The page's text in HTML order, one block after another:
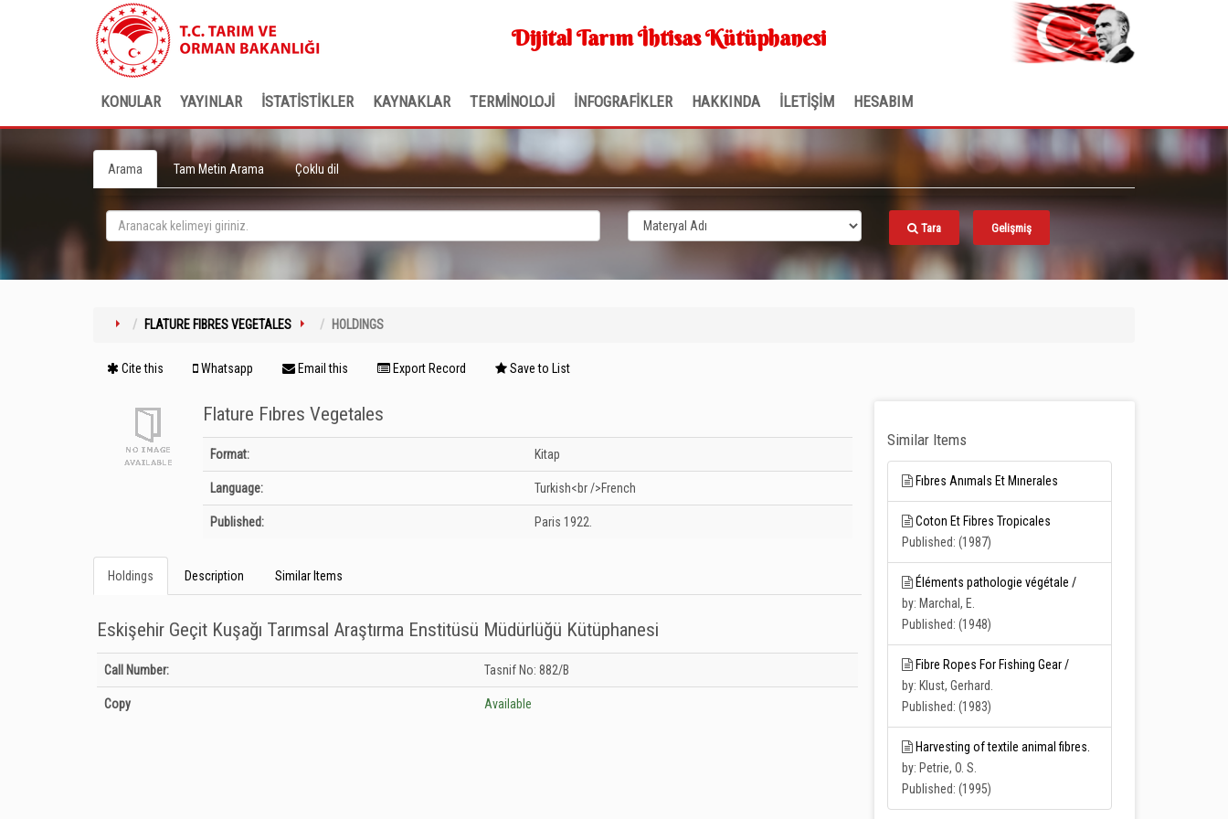
Dijital Tarım İhtisas Kütüphanesi
KONULAR YAYINLAR İSTATİSTİKLER KAYNAKLAR TERMİNOLOJİ İNFOGRAFİKLER HAKKINDA İLETİŞİM HESABIM
Arama Tam Metin Arama Çoklu dil
Tara Gelişmiş
FLATURE FIBRES VEGETALES HOLDINGS
Cite this Whatsapp Email this Export Record Save to List
Flature Fıbres Vegetales
Bibliographic Details
Format: Kitap
Language: Turkish<br />French
Published: Paris 1922.
Holdings Description Similar Items
Eskişehir Geçit Kuşağı Tarımsal Araştırma Enstitüsü Müdürlüğü Kütüphanesi
Holdings details from Eskişehir Geçit Kuşağı Tarımsal Araştırma Enstitüsü Müdürlüğü Kütüphanesi: Unknown
Call Number: Tasnif No: 882/B
Copy Available
Similar Items
Fıbres Anımals Et Mınerales
Coton Et Fibres Tropicales
Published: (1987)
Éléments pathologie végétale /
by: Marchal, E.
Published: (1948)
Fibre Ropes For Fishing Gear /
by: Klust, Gerhard.
Published: (1983)
Harvesting of textile animal fibres.
by: Petrie, O. S.
Published: (1995)